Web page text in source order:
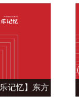
记忆】东方